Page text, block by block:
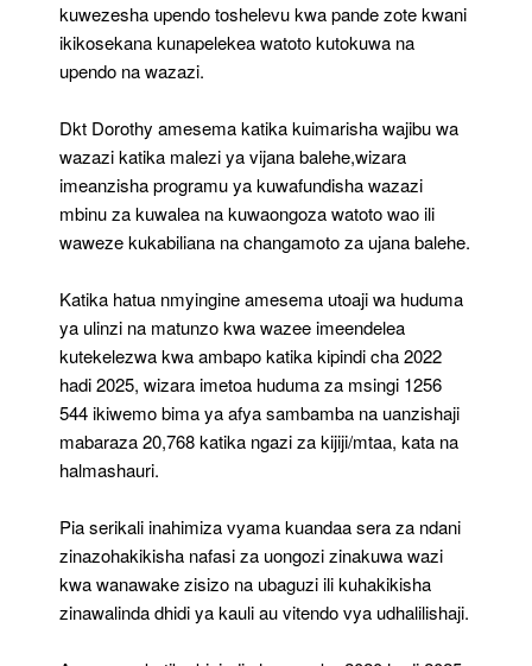
kuwezesha upendo toshelevu kwa pande zote kwani
ikikosekana kunapelekea watoto kutokuwa na
upendo na wazazi.
Dkt Dorothy amesema katika kuimarisha wajibu wa
wazazi katika malezi ya vijana balehe,wizara
imeanzisha programu ya kuwafundisha wazazi
mbinu za kuwalea na kuwaongoza watoto wao ili
waweze kukabiliana na changamoto za ujana balehe.
Katika hatua nmyingine amesema utoaji wa huduma
ya ulinzi na matunzo kwa wazee imeendelea
kutekelezwa kwa ambapo katika kipindi cha 2022
hadi 2025, wizara imetoa huduma za msingi 1256
544 ikiwemo bima ya afya sambamba na uanzishaji
mabaraza 20,768 katika ngazi za kijiji/mtaa, kata na
halmashauri.
Pia serikali inahimiza vyama kuandaa sera za ndani
zinazohakikisha nafasi za uongozi zinakuwa wazi
kwa wanawake zisizo na ubaguzi ili kuhakikisha
zinawalinda dhidi ya kauli au vitendo vya udhalilishaji.